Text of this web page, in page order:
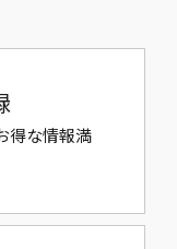
得な情報満